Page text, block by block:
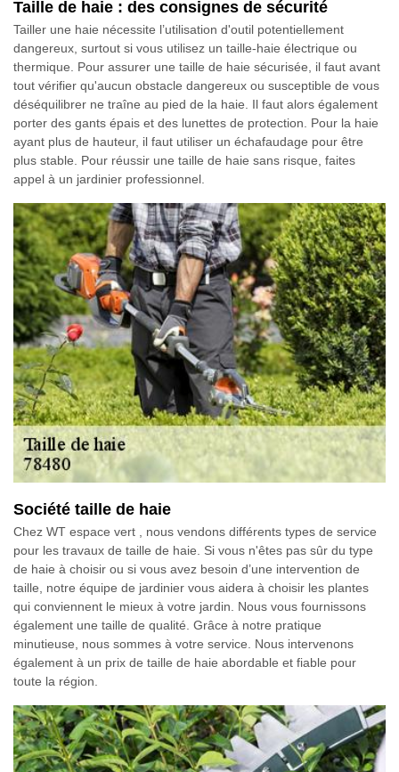
Taille de haie : des consignes de sécurité
Tailler une haie nécessite l’utilisation d'outil potentiellement
dangereux, surtout si vous utilisez un taille-haie électrique ou
thermique. Pour assurer une taille de haie sécurisée, il faut avant
tout vérifier qu'aucun obstacle dangereux ou susceptible de vous
déséquilibrer ne traîne au pied de la haie. Il faut alors également
porter des gants épais et des lunettes de protection. Pour la haie
ayant plus de hauteur, il faut utiliser un échafaudage pour être
plus stable. Pour réussir une taille de haie sans risque, faites
appel à un jardinier professionnel.
Société taille de haie
Chez WT espace vert , nous vendons différents types de service
pour les travaux de taille de haie. Si vous n'êtes pas sûr du type
de haie à choisir ou si vous avez besoin d’une intervention de
taille, notre équipe de jardinier vous aidera à choisir les plantes
qui conviennent le mieux à votre jardin. Nous vous fournissons
également une taille de qualité. Grâce à notre pratique
minutieuse, nous sommes à votre service. Nous intervenons
également à un prix de taille de haie abordable et fiable pour
toute la région.